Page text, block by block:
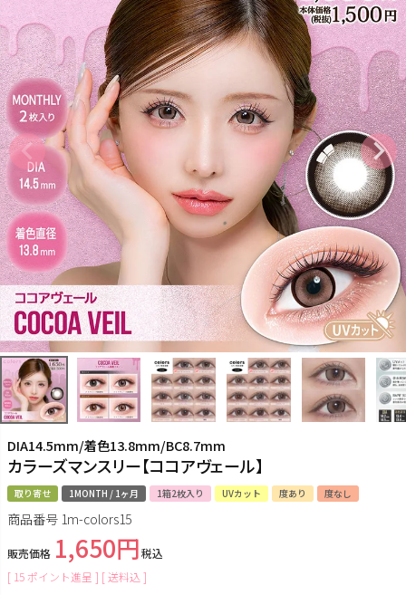
DIA14.5mm/着色13.8mm/BC8.7mm
カラーズマンスリー【ココアヴェール】
取り寄せ 1MONTH / 1ヶ月 1箱2枚入り UVカット 度あり 度なし
商品番号 1m-colors15
販売価格 1,650
税込
[ 15 ポイント進呈 ] 送料込